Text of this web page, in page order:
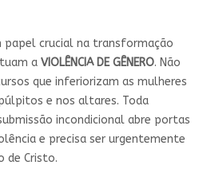
papel crucial na transformação
a VIOLÊNCIA DE GÊNERO. Não
que inferiorizam as mulheres
e nos altares. Toda
incondicional abre portas
e precisa ser urgentemente
de Cristo.